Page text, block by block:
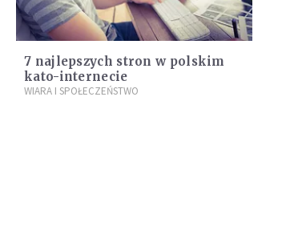
7 najlepszych stron w polskim
kato-internecie
WIARA I SPOŁECZEŃSTWO